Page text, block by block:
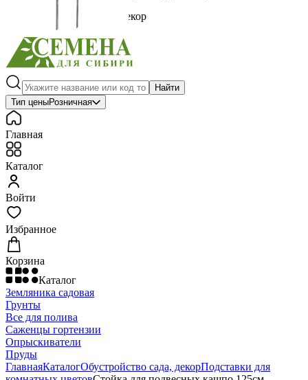
Обустройство сада, декор
Найти
Тип ценыРозничная
Главная
Каталог
Войти
Избранное
Корзина
Каталог
Земляника садовая
Грунты
Все для полива
Саженцы гортензии
Опрыскиватели
Пруды
ГлавнаяКаталогОбустройство сада, декорПодставки для